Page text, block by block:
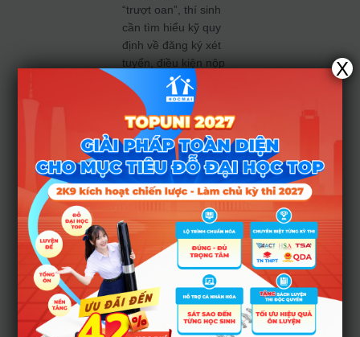
“trượt oan”, thí sinh
cần tìm hiểu kỹ quy
định về đăng ký xét
tuyển, điều kiện nộp
hồ sơ của nhà
trường và thực hiện
đầy đủ các bước.
Ngoài ra, thí sinh
lưu ý cácmốc thời
gian xét tuyểnđể
không bỏ lỡ quyền
lợi và cơ hội trúng
tuyển ĐH mơ ước
của mình nhé.
Xem thêm:Đăng
ký nguyện vọng
2023: Bí kíp sắp
X